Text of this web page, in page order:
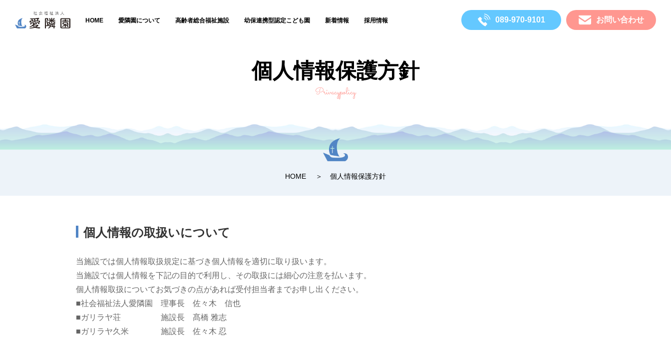
HOME 愛隣園について 高齢者総合福祉施設 幼保連携型認定こども園 新着情報 採用情報 089-970-9101 お問い合わせ
個人情報保護方針
Privacypolicy
HOME 個人情報保護方針
個人情報の取扱いについて
当施設では個人情報取扱規定に基づき個人情報を適切に取り扱います。
当施設では個人情報を下記の目的で利用し、その取扱には細心の注意を払います。
個人情報取扱についてお気づきの点があれば受付担当者までお申し出ください。
■社会福祉法人愛隣園 理事長 佐々木 信也
■ガリラヤ荘 施設長 髙橋 雅志
■ガリラヤ久米 施設長 佐々木 忍